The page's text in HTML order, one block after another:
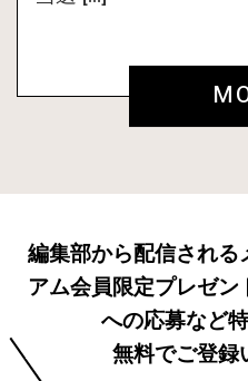
編集部から配信される
アム会員限定プレゼ
への応募など
無料でご登録